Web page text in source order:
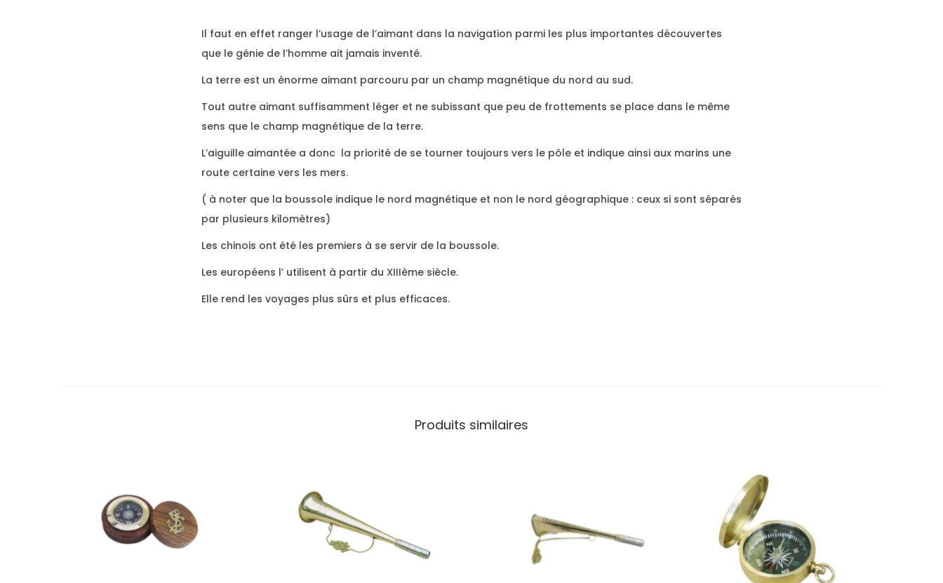
Il faut en effet ranger l’usage de l’aimant dans la navigation parmi les plus importantes découvertes
que le génie de l’homme ait jamais inventé.
La terre est un énorme aimant parcouru par un champ magnétique du nord au sud.
Tout autre aimant suffisamment léger et ne subissant que peu de frottements se place dans le même
sens que le champ magnétique de la terre.
L’aiguille aimantée a donc la priorité de se tourner toujours vers le pôle et indique ainsi aux marins une
route certaine vers les mers.
( à noter que la boussole indique le nord magnétique et non le nord géographique : ceux si sont séparés
par plusieurs kilomètres)
Les chinois ont été les premiers à se servir de la boussole.
Les européens l’ utilisent à partir du XIIIème siècle.
Elle rend les voyages plus sûrs et plus efficaces.
Produits similaires